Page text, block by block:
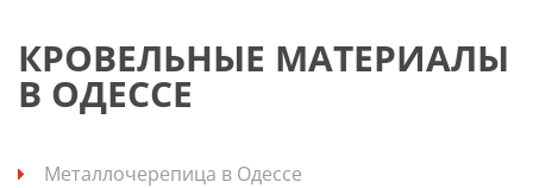
КРОВЕЛЬНЫЕ МАТЕРИАЛЫ
В ОДЕССЕ
Металлочерепица в Одессе